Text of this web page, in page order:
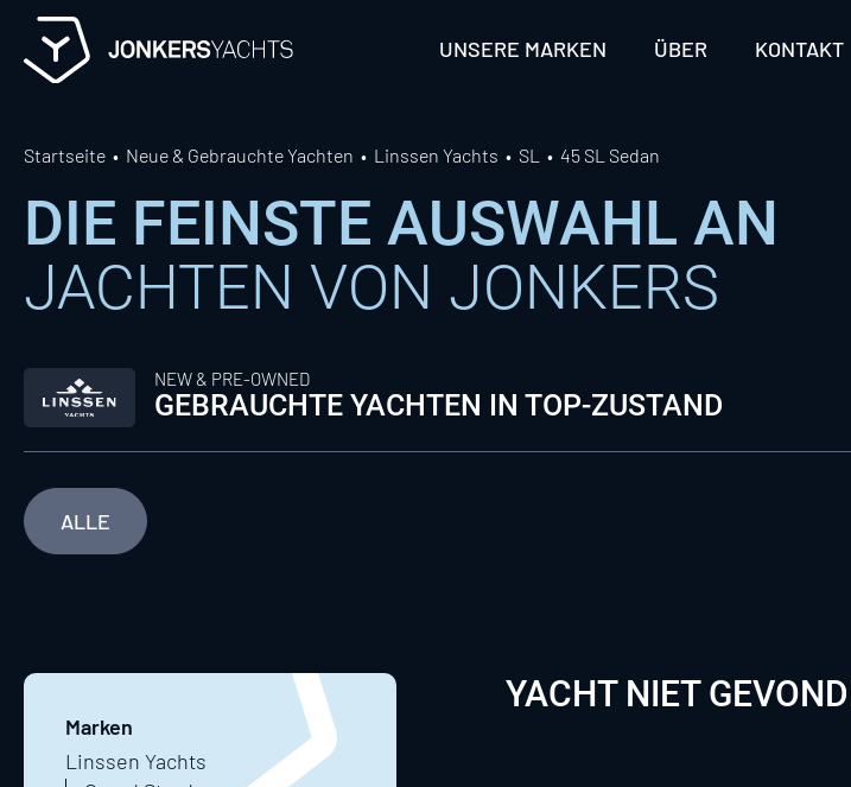
content
UNSERE MARKEN ÜBER KONTAKT
Startseite Neue & Gebrauchte Yachten Linssen Yachts SL 45 SL Sedan
DIE FEINSTE AUSWAHL AN
JACHTEN VON JONKERS
NEW & PRE-OWNED
GEBRAUCHTE YACHTEN IN TOP-ZUSTAND
ALLE
Marken
Linssen Yachts
YACHT NIET